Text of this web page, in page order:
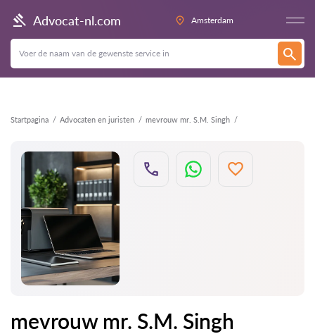
Advocat-nl.com Amsterdam
Startpagina Advocaten en juristen mevrouw mr. S.M. Singh
Terug
mevrouw mr. S.M. Singh